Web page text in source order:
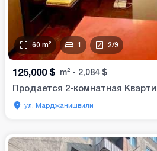
60 m² 1 2/9
125,000 $ m² - 2,084 $
Продается 2-комнатная
ул. Марджанишвили